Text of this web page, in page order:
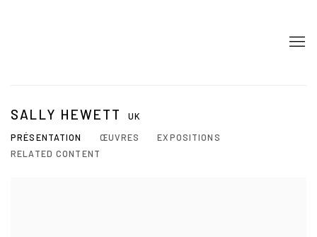
SALLY HEWETT
UK
PRÉSENTATION
ŒUVRES
EXPOSITIONS
RELATED CONTENT